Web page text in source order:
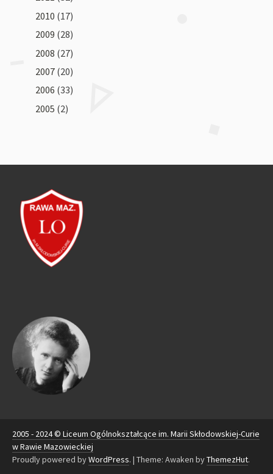
2010 (17)
2009 (28)
2008 (27)
2007 (20)
2006 (33)
2005 (2)
2005 - 2024 © Liceum Ogólnokształcące im. Marii Skłodowskiej-Curie
w Rawie Mazowieckiej
Proudly powered byWordPress. | Theme: Awaken byThemezHut.